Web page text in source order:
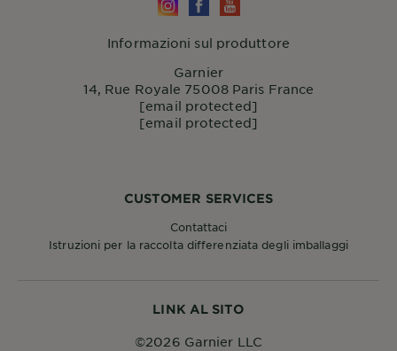
LINK AL SITO
©2026 Garnier LLC
CUSTOMER SERVICES
Contattaci
Istruzioni per la raccolta differenziata degli imballaggi
Informazioni sul produttore
Garnier
14, Rue Royale 75008 Paris France
[email protected]
[email protected]